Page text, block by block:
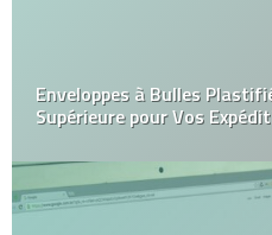
Enveloppes à Bulles
Supérieure pour Vos